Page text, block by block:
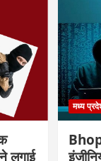
लगाई
मध्य